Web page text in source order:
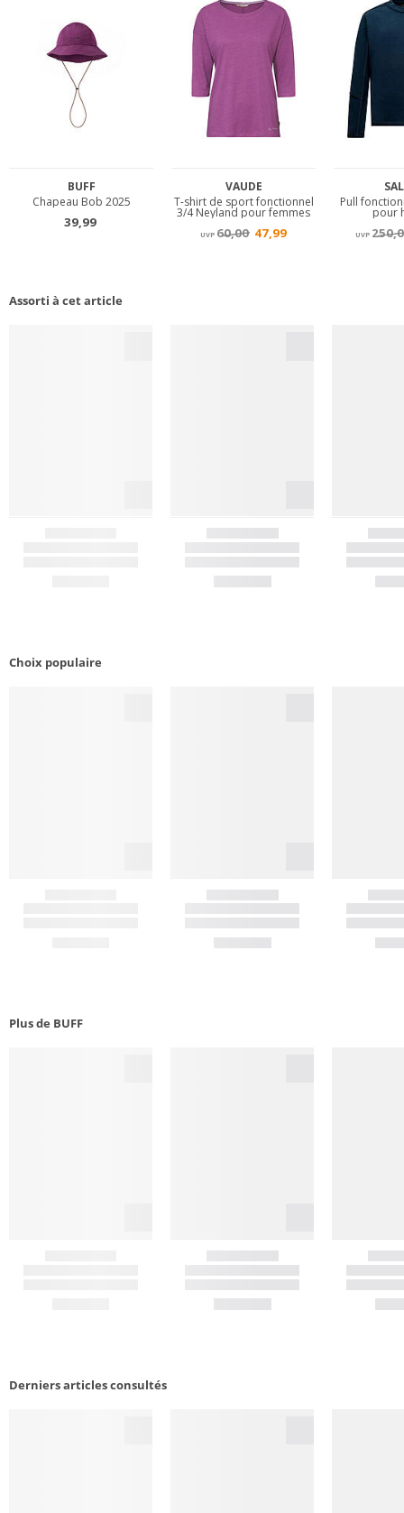
Assorti à cet article
Choix populaire
Plus de BUFF
Derniers articles consultés